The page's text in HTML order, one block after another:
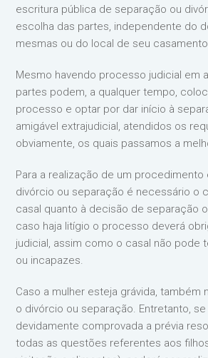
escritura pública de separação ou
escolha das partes, independente do
mesmas ou do local de seu
Mesmo havendo processo judicial em
partes podem, a qualquer tempo,
processo e optar por dar início à
amigável extrajudicial, atendidos os
obviamente, os quais passamos a
Para a realização de um procedimento
divórcio ou separação é necessário o
casal quanto à decisão de separação
caso haja litígio o processo deverá
judicial, assim como o casal não pode
ou incapazes.
Caso a mulher esteja grávida, também
o divórcio ou separação. Entretanto,
devidamente comprovada a prévia
todas as questões referentes aos